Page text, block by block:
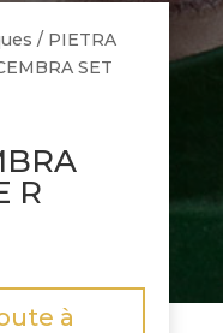
/ PIETRA
SET
R
à